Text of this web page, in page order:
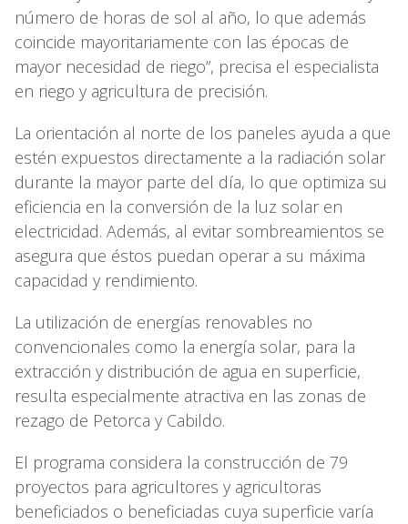
número de horas de sol al año, lo que además
coincide mayoritariamente con las épocas de
mayor necesidad de riego”, precisa el especialista
en riego y agricultura de precisión.
La orientación al norte de los paneles ayuda a que
estén expuestos directamente a la radiación solar
durante la mayor parte del día, lo que optimiza su
eficiencia en la conversión de la luz solar en
electricidad. Además, al evitar sombreamientos se
asegura que éstos puedan operar a su máxima
capacidad y rendimiento.
La utilización de energías renovables no
convencionales como la energía solar, para la
extracción y distribución de agua en superficie,
resulta especialmente atractiva en las zonas de
rezago de Petorca y Cabildo.
El programa considera la construcción de 79
proyectos para agricultores y agricultoras
beneficiados o beneficiadas cuya superficie varía